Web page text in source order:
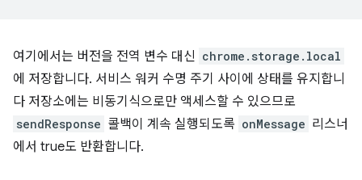
여기에서는 버전을 전역 변수 대신 chrome.storage.local
에 저장합니다. 서비스 워커 수명 주기 사이에 상태를 유지합니
다 저장소에는 비동기식으로만 액세스할 수 있으므로
sendResponse 콜백이 계속 실행되도록 onMessage 리스너
에서 true도 반환합니다.